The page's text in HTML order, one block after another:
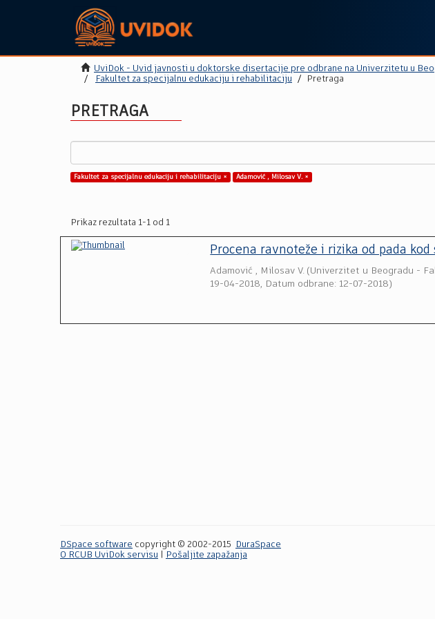
UviDok - Uvid javnosti u doktorske disertacije pre odbrane na Univerzitetu u
Fakultet za specijalnu edukaciju i rehabilitaciju
Pretraga
PRETRAGA
Fakultet za specijalnu edukaciju i rehabilitaciju × Adamović , Milosav V. ×
Prikaz rezultata 1-1 od 1
Procena ravnoteže i rizika od pada kod
Adamović , Milosav V. (Univerzitet u Beogradu -
19-04-2018, Datum odbrane: 12-07-2018)
DSpace software copyright © 2002-2015
DuraSpace
O RCUB UviDok servisu
Pošaljite zapažanja